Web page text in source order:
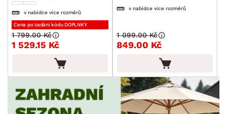
v nabídce více rozměrů
Cena po zadání kódu DOPLNKY
1 529.15 Kč
1 799.00 Kč
v nabídce více rozměrů
849.00 Kč
1 099.00 Kč